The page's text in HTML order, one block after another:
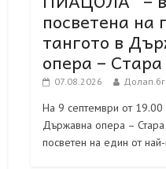
посветена на
тангото в
опера –
07.08.2026 Долап.бг
На 9 септември от 19.00
Държавна опера – Стара
посветен на един от най-